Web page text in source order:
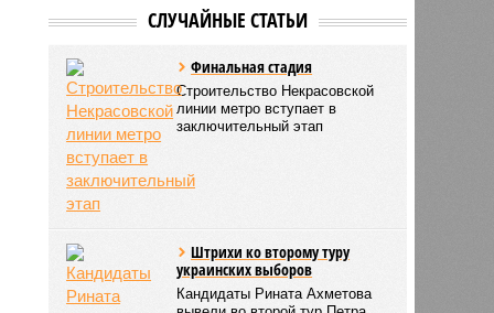
истязании четырех ее
детей
СЛУЧАЙНЫЕ СТАТЬИ
Финальная стадия
заключительный этап